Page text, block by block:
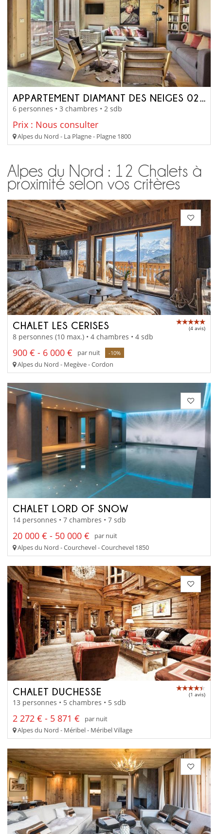
APPARTEMENT DIAMANT DES NEIGES 0214
6 personnes • 3 chambres • 2 sdb
Prix : Nous consulter
Alpes du Nord - La Plagne - Plagne 1800
Alpes du Nord : 12 Chalets à
proximité selon vos critères
CHALET LES CERISES (4 avis)
8 personnes (10 max.) • 4 chambres • 4 sdb
900 € - 6 000 € par nuit -10%
Alpes du Nord - Megève - Cordon
CHALET LORD OF SNOW
14 personnes • 7 chambres • 7 sdb
20 000 € - 50 000 €
par nuit
Alpes du Nord - Courchevel - Courchevel 1850
CHALET DUCHESSE (1 avis)
13 personnes • 5 chambres • 5 sdb
2 272 € - 5 871 €
par nuit
Alpes du Nord - Méribel - Méribel Village